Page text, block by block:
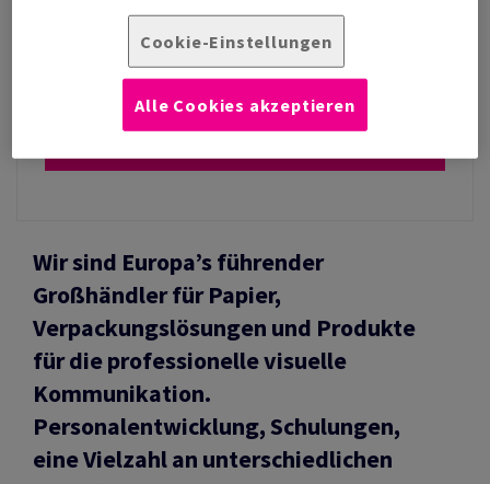
Aktuelle Stellenangebote
Wir sind Europa’s führender
Großhändler für Papier,
Verpackungslösungen und Produkte
für die professionelle visuelle
Kommunikation.
Personalentwicklung, Schulungen,
eine Vielzahl an unterschiedlichen
Cookie-Einstellungen
Alle Cookies akzeptieren